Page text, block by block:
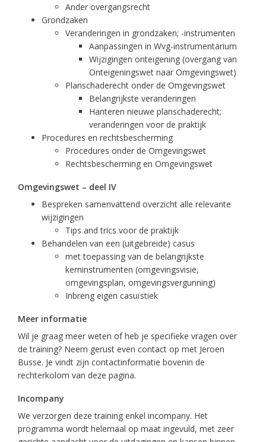
Ander overgangsrecht
Grondzaken
Veranderingen in grondzaken; -instrumenten
Aanpassingen in Wvg-instrumentarium
Wijzigingen onteigening (overgang van
Onteigeningswet naar Omgevingswet)
Planschaderecht onder de Omgevingswet
Belangrijkste veranderingen
Hanteren nieuwe planschaderecht;
veranderingen voor de praktijk
Procedures en rechtsbescherming
Procedures onder de Omgevingswet
Rechtsbescherming en Omgevingswet
Omgevingswet – deel IV
Bespreken samenvattend overzicht alle relevante
wijzigingen
Tips and trics voor de praktijk
Behandelen van een (uitgebreide) casus
met toepassing van de belangrijkste
kerninstrumenten (omgevingsvisie,
omgevingsplan, omgevingsvergunning)
Inbreng eigen casuïstiek
Meer informatie
Wil je graag meer weten of heb je specifieke vragen over
de training? Neem gerust even contact op met Jeroen
Busse. Je vindt zijn contactinformatie bovenin de
rechterkolom van deze pagina.
Incompany
We verzorgen deze training enkel incompany. Het
programma wordt helemaal op maat ingevuld, met zeer